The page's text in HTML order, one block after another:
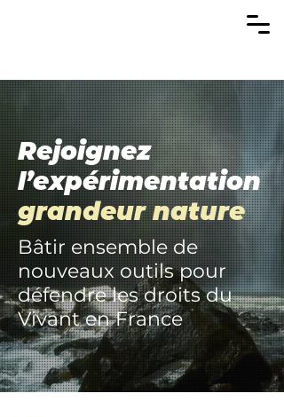
Rejoignez
l’expérimentation
grandeur nature
Bâtir ensemble de
nouveaux outils pour
défendre les droits du
Vivant en France